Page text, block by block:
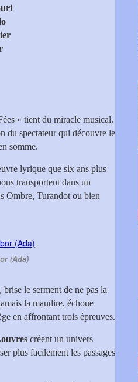
» tient du miracle musical.
du spectateur qui découvre le
somme.
lyrique que six ans plus
transportent dans un
Ombre, Turandot ou bien
(Ada)
le serment de ne pas la
la maudire, échoue
en affrontant trois épreuves.
créent un univers
plus facilement les passages